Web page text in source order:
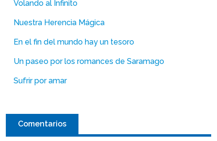
Volando al Infinito
Nuestra Herencia Mágica
En el fin del mundo hay un tesoro
Un paseo por los romances de Saramago
Sufrir por amar
Comentarios